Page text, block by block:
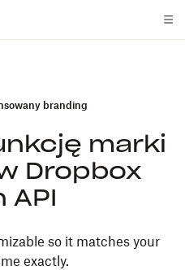
branding
marki
Dropbox
API
so it matches your
exactly.